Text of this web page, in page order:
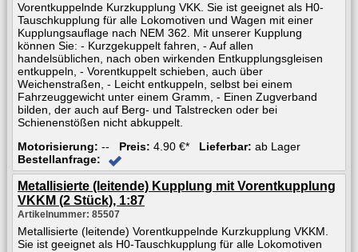
Vorentkuppelnde Kurzkupplung VKK. Sie ist geeignet als H0-
Tauschkupplung für alle Lokomotiven und Wagen mit einer
Kupplungsauflage nach NEM 362. Mit unserer Kupplung
können Sie: - Kurzgekuppelt fahren, - Auf allen
handelsüblichen, nach oben wirkenden Entkupplungsgleisen
entkuppeln, - Vorentkuppelt schieben, auch über
Weichenstraßen, - Leicht entkuppeln, selbst bei einem
Fahrzeuggewicht unter einem Gramm, - Einen Zugverband
bilden, der auch auf Berg- und Talstrecken oder bei
Schienenstößen nicht abkuppelt.
Motorisierung: -- Preis: 4.90 €* Lieferbar: ab Lager
Bestellanfrage:
Metallisierte (leitende) Kupplung mit Vorentkupplung
VKKM (2 Stück), 1:87
Artikelnummer: 85507
Metallisierte (leitende) Vorentkuppelnde Kurzkupplung VKKM.
Sie ist geeignet als H0-Tauschkupplung für alle Lokomotiven